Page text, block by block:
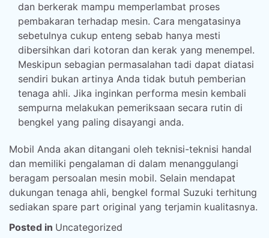
dan berkerak mampu memperlambat proses
pembakaran terhadap mesin. Cara mengatasinya
sebetulnya cukup enteng sebab hanya mesti
dibersihkan dari kotoran dan kerak yang menempel.
Meskipun sebagian permasalahan tadi dapat diatasi
sendiri bukan artinya Anda tidak butuh pemberian
tenaga ahli. Jika inginkan performa mesin kembali
sempurna melakukan pemeriksaan secara rutin di
bengkel yang paling disayangi anda.
Mobil Anda akan ditangani oleh teknisi-teknisi handal
dan memiliki pengalaman di dalam menanggulangi
beragam persoalan mesin mobil. Selain mendapat
dukungan tenaga ahli, bengkel formal Suzuki terhitung
sediakan spare part original yang terjamin kualitasnya.
Posted in Uncategorized